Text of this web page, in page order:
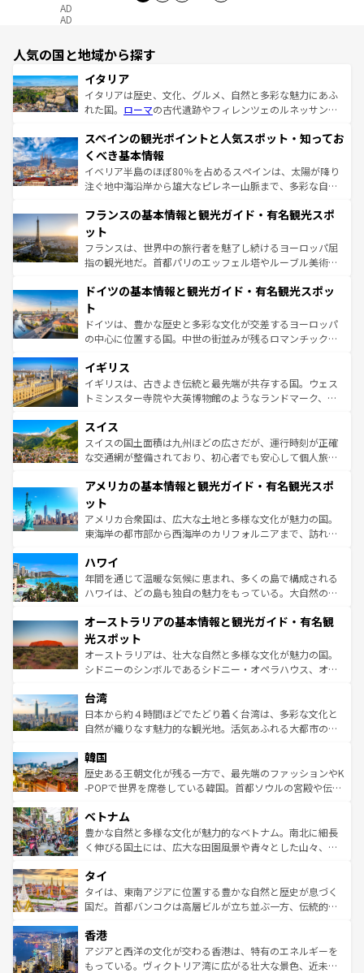
AD
AD
人気の国と地域から探す
イタリア
イタリアは歴史、文化、グルメ、自然と多彩な魅力にあふ
れた国。 ローマの古代遺跡やフィレンツェのルネッサンス
ろん、トスカーナの美しい田園風景やアマルフィ海岸の絶
景など、自然景観も見逃せない。観光の合間には、本場の
ピザやパスタなど、絶品のイタリア料理を堪能することも
できる。朝目覚めてから夜眠るまで、すべての瞬間を楽し
なお、新着のイタリア情報はコンテンツ一覧を参照してほ
しい。
スペインの観光ポイントと人気スポット・知ってお
くべき基本情報
イベリア半島のほぼ80％を占めるスペインは、太陽が降り
注ぐ地中海沿岸から雄大なピレネー山脈まで、多彩な自然
文化が根付くこの国では、情熱的なフラメンコ、熱気あふ
れる闘牛、そして美味しいタパスが生活の一部となってい
る。首都マドリードの洗練された雰囲気や、バルセロナの
アートに溢れた街角から、地方では古代ローマ遺跡や中世
せる。地方によって風土や気候が異なるスペインはその個
ンテンツ一覧 を参照してほしい。
フランスの基本情報と観光ガイド・有名観光スポ
ット
フランスは、世界中の旅行者を魅了し続けるヨーロッパ屈
指の観光地だ。首都パリのエッフェル塔やルーブル美術館
で、幅広い魅力が詰まっている。華麗な宮殿、歴史的な大
聖堂、美しいビーチ、そして豊かな自然が、訪れる者を心
から魅了する。また、フランスは美食の国としても知ら
れ、フランス料理はユネスコ無形文化遺産にも登録されて
香り高いラベンダー畑など、多彩な楽しみ方が可能だ。さ
らに、パリ以外の地域にも魅力が溢れており、どの街角に
も豊かな歴史と文化が息づいている。パリ以外の個性あふ
を参照してほしい。
ドイツの基本情報と観光ガイド・有名観光スポッ
ト
ドイツは、豊かな歴史と多彩な文化が交差するヨーロッパ
の中心に位置する国。中世の街並みが残るロマンチック街
顔を持つこの国は、どこを歩いても飽きることがない。ベ
ルリンの文化的活気、バイエルン州のアルプスの絶景、そ
してライン川沿いのワイン畑といった風景は必見。ビール
は、お酒好きな人にはぜひ体験してほしい。 なお、新着の
ドイツ情報はコンテンツ一覧を参照してほしい。
イギリス
イギリスは、古きよき伝統と最先端が共存する国。ウェス
トミンスター寺院や大英博物館のようなランドマーク、歴
リアごとに異なる魅力がある。また、優雅なアフタヌーン
ティー、ビール好きにはたまらない英国パブ、サッカー観
戦など、本場だからこそできる体験も豊富。イギリスを旅
ンツ一覧を参照してほしい。
スイス
スイスの国土面積は九州ほどの広さだが、運行時刻が正確
な交通網が整備されており、初心者でも安心して個人旅行
の建物がそのまま残る町や、スイスならではのユニークな
博物館もあり、アルプス観光だけでなく町歩きも満喫する
ことができる。国民の所得が高いため物価も高いが、旅行
者向けの交通パス提供のサービスもあり、うまく活用すれ
着のスイス情報は
アメリカの基本情報と観光ガイド・有名観光スポ
ット
アメリカ合衆国は、広大な土地と多様な文化が魅力の国。
東海岸の都市部から西海岸のカリフォルニアまで、訪れる
のような巨大都市は、観光、ショッピング、エンターテイ
ンメントが詰まった刺激的なスポットだ。一方、アメリカ
西部には大自然が広がり、グランドキャニオンやイエロー
部のニューオーリンズでは、音楽と美食が融合した独特の
文化が魅力。旅行者はアメリカの各地域で異なる魅力を楽
しみながら、その多様性と豊かな歴史を感じることができ
るだろう。車でのロードトリップや列車の旅も、アメリカ
情報は
ハワイ
年間を通じて温暖な気候に恵まれ、多くの島で構成される
ハワイは、どの島も独自の魅力をもっている。大自然の神
ワイ島は見逃せない。また、定番の観光地といえばオアフ
島だが、静かな自然を求めるならマウイ島やカウアイ島が
おすすめ。エメラルドグリーンに輝く海をはじめ、豊かな
文化や歴史が息づいている。「アロハスピリット」と呼ば
人々、おいしいローカルフードやハワイアンミュージッ
ク、伝統的なフラダンスなど、すべてがハワイの魅力を彩
っている。訪れるたびに新しい発見と感動が待っているハ
はコンテンツ一覧
オーストラリアの基本情報と観光ガイド・有名観
光スポット
オーストラリアは、壮大な自然と多様な文化が魅力の国。
シドニーのシンボルであるシドニー・オペラハウス、オー
リアリーフや大陸中央部にそびえるウルル（エアーズロッ
ク）、タスマニアの美しい原生林やケアンズの熱帯雨林な
ど、見どころがたくさん。また、カフェやワイン、オージ
いる。アクティビティも充実しており、サーフィンやダイ
ビング、ハイキングなど、アウトドア好きにはたまらな
い。オーストラリアの多彩な魅力を存分に味わいつくそ
参照してほしい。
台湾
日本から約４時間ほどでたどり着く台湾は、多彩な文化と
自然が織りなす魅力的な観光地。活気あふれる大都市の台
ン）、静ひつな山岳地帯である台湾東部など、都市の喧騒
と山間の静けさが共存しており、訪れる人に新しい発見と
驚きをもたらしてくれる。また、奥深い台湾の食文化も魅
容にもいいと評判のスイーツなど、バラエティ豊かな料理
が味わえる。 なお、新着の台湾情報は コンテンツ一覧を参
照してほしい。
韓国
歴史ある王朝文化が残る一方で、最先端のファッションやK
-POPで世界を席巻している韓国。首都ソウルの宮殿や伝統
き、地方に足を延ばせば四季折々の自然美を楽しむことが
できる。そして、キムチや焼肉、絶品のストリートフード
まで、さまざまな韓国料理が待っている。夜には、韓国な
リティに包まれながら、韓国の多彩な魅力を心ゆくまで味
わってみてほしい。 なお、新着の韓国情報はコンテンツ一
覧を参照してほしい。
ベトナム
豊かな自然と多様な文化が魅力的なベトナム。南北に細長
く伸びる国土には、広大な田園風景や青々とした山々、世
急速な発展と共に伝統が息づく。ハノイの古い町並みやホ
ーチミン市のフランス統治時代の建物も、独特の雰囲気を
醸し出している。また、バラエティの豊かさとおいしさで
とつ。フォーやバインミー、ベトナムコーヒーなどは、ぜ
ひ現地で味わいたい。どの地域を訪れてもあたたかい人々
が旅行者を迎えてくれるので、きっと忘れられない旅にな
タイ
タイは、東南アジアに位置する豊かな自然と歴史が息づく
国だ。首都バンコクは高層ビルが立ち並ぶ一方、伝統的な
の活気が交差している。北部ではチェンマイなどの山岳地
帯で自然と触れ合い、南部ではプーケットやクラビの美し
いビーチでリゾート気分を楽しむことができる。タイ料理
香港
アジアと西洋の文化が交わる香港は、特有のエネルギーを
もっている。ヴィクトリア湾に広がる壮大な景色、近未来